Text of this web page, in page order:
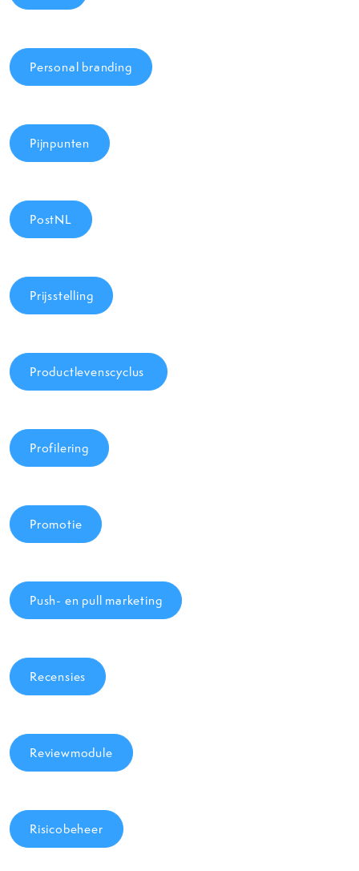
Personal branding
Pijnpunten
PostNL
Prijsstelling
Productlevenscyclus
Profilering
Promotie
Push- en pull marketing
Recensies
Reviewmodule
Risicobeheer